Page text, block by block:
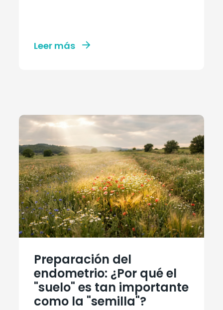
Leer más
Preparación del
endometrio: ¿Por qué el
"suelo" es tan importante
como la "semilla"?